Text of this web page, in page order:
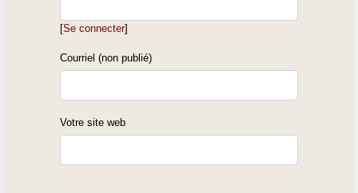
[Se connecter]
Courriel (non publié)
Votre site web